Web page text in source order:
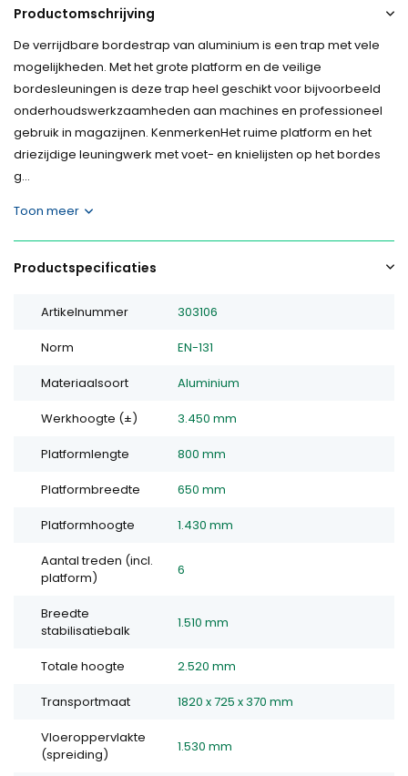
Productomschrijving
De verrijdbare bordestrap van aluminium is een trap met vele
mogelijkheden. Met het grote platform en de veilige
bordesleuningen is deze trap heel geschikt voor bijvoorbeeld
onderhoudswerkzaamheden aan machines en professioneel
gebruik in magazijnen. KenmerkenHet ruime platform en het
driezijdige leuningwerk met voet- en knielijsten op het bordes
g...
Toon meer
Productspecificaties
Artikelnummer 303106
Norm EN-131
Materiaalsoort Aluminium
Werkhoogte (±) 3.450 mm
Platformlengte 800 mm
Platformbreedte 650 mm
Platformhoogte 1.430 mm
Aantal treden (incl.
platform)
6
Breedte
stabilisatiebalk
1.510 mm
Totale hoogte 2.520 mm
Transportmaat 1820 x 725 x 370 mm
Vloeroppervlakte
(spreiding)
1.530 mm